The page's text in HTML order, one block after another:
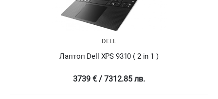
DELL
Лаптоп Dell XPS 9310 ( 2 in 1 )
4758.99 € / 9307.78 лв.